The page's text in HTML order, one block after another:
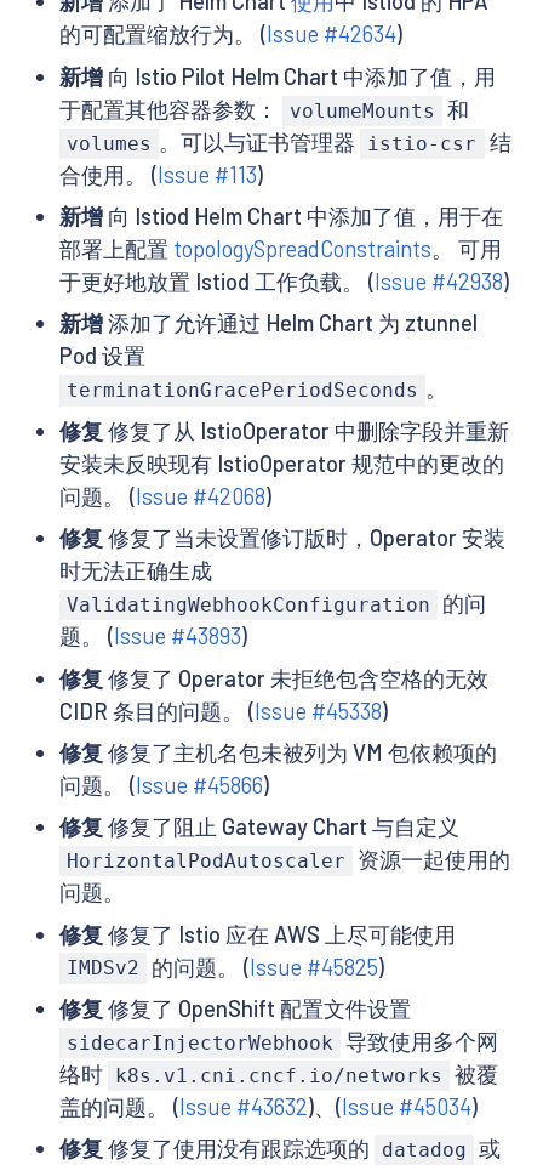
的可配置缩放行为。 (Issue #42634)
新增向 Istio Pilot Helm Chart 中添加了值，用
于配置其他容器参数：
volumeMounts 和
volumes 。可以与证书管理器 istio-csr
结
合使用。 (Issue #113)
新增向 Istiod Helm Chart 中添加了值，用于在
部署上配置 topologySpreadConstraints。 可用
于更好地放置 Istiod 工作负载。 (Issue #42938)
新增添加了允许通过 Helm Chart 为 ztunnel
Pod 设置
terminationGracePeriodSeconds 。
修复 修复了从 IstioOperator 中删除字段并重新
安装未反映现有 IstioOperator 规范中的更改的
问题。 (Issue #42068)
修复 修复了当未设置修订版时，Operator 安装
时无法正确生成
ValidatingWebhookConfiguration
的问
题。 (Issue #43893)
修复 修复了 Operator 未拒绝包含空格的无效
CIDR 条目的问题。 (Issue #45338)
修复 修复了主机名包未被列为 VM 包依赖项的
问题。 (Issue #45866)
修复 修复了阻止 Gateway Chart 与自定义
HorizontalPodAutoscaler
资源一起使用的
问题。
修复 修复了 Istio 应在 AWS 上尽可能使用
IMDSv2 的问题。 (Issue #45825)
修复 修复了 OpenShift 配置文件设置
sidecarInjectorWebhook 导致使用多个网
络时 k8s.v1.cni.cncf.io/networks
被覆
盖的问题。 (Issue #43632)、(Issue #45034)
修复 修复了使用没有跟踪选项的 datadog 或